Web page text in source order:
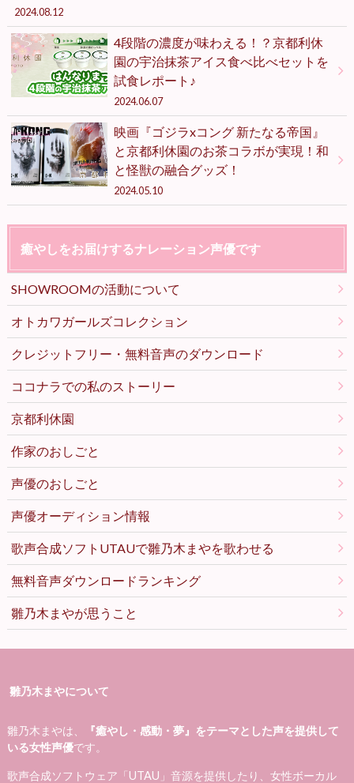
2024.08.12
4段階の濃度が味わえる！？京都利休
園の宇治抹茶アイス食べ比べセットを
試食レポート♪
2024.06.07
映画『ゴジラxコング 新たなる帝国』
と京都利休園のお茶コラボが実現！和
と怪獣の融合グッズ！
2024.05.10
癒やしをお届けするナレーション声優です
SHOWROOMの活動について
オトカワガールズコレクション
クレジットフリー・無料音声のダウンロード
ココナラでの私のストーリー
京都利休園
作家のおしごと
声優のおしごと
声優オーディション情報
歌声合成ソフトUTAUで雛乃木まやを歌わせる
無料音声ダウンロードランキング
雛乃木まやが思うこと
雛乃木まやについて
雛乃木まやは、
『癒やし・感動・夢』をテーマとした声を提供して
いる女性声優です。
歌声合成ソフトウェア「UTAU」音源を提供したり、女性ボーカル